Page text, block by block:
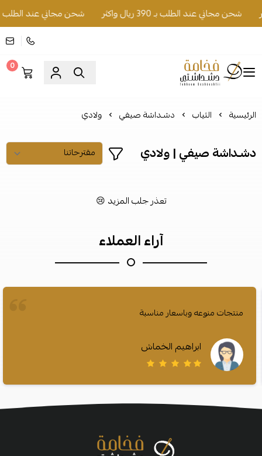
شحن مجاني عند الطلب بـ 390 ريال واكثر شحن مجاني عند الطلب بـ 390 ريال
فخامة دشداشتي
0
الرئيسية الثياب دشـداشة صيفي ولادي
دشـداشة صيفي | ولادي
تعذر جلب المزيد 😢
آراء العملاء
منتجات منوعه وباسعار مناسبة
ابراهيم الخماش